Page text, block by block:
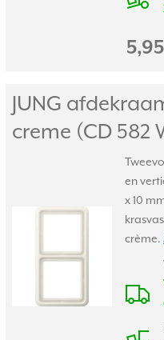
5,95
JUNG
creme (CD 582
en
x 10
crème.